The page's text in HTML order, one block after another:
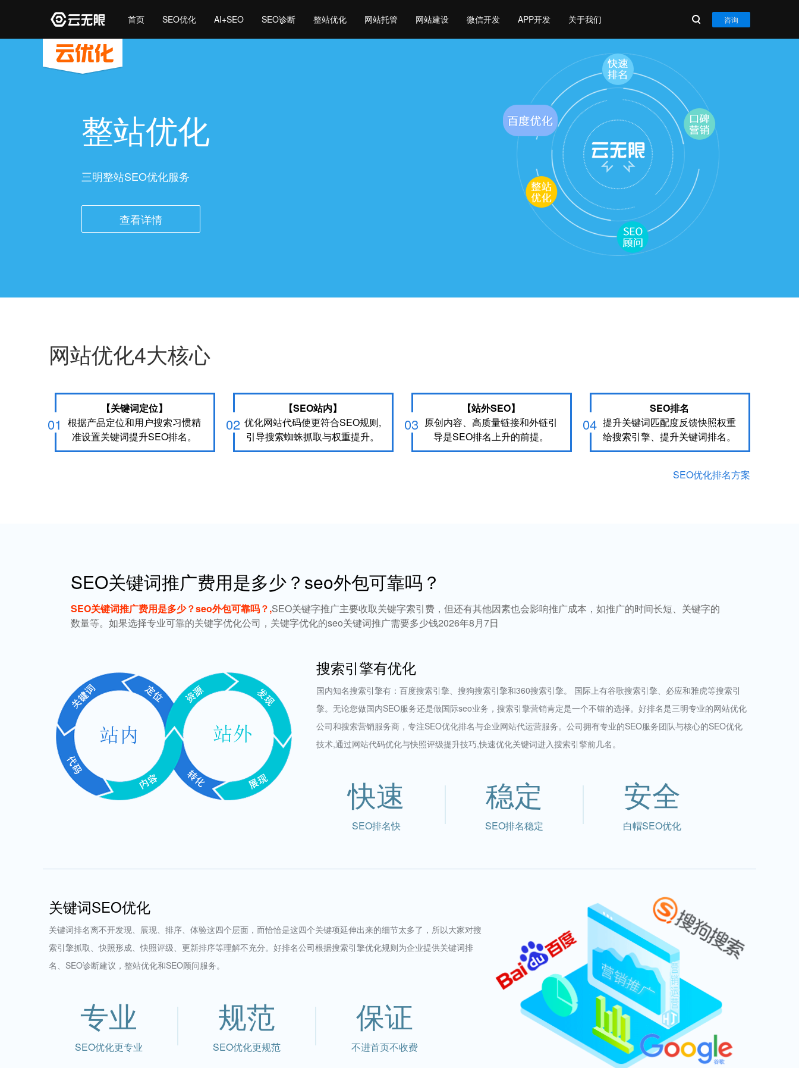
首页 SEO优化 AI+SEO SEO诊断 整站优化 网站托管 网站建设 微信开发 APP开发 关于我们 咨询
整站优化
三明整站SEO优化服务
查看详情
网站优化4大核心
01
【关键词定位】
根据产品定位和用户搜索习惯精
准设置关键词提升SEO排名。
02
【SEO站内】
优化网站代码使更符合SEO规则,
引导搜索蜘蛛抓取与权重提升。
03
【站外SEO】
原创内容、高质量链接和外链引
导是SEO排名上升的前提。
04
SEO排名
提升关键词匹配度反馈快照权重
给搜索引擎、提升关键词排名。
SEO优化排名方案
SEO关键词推广费用是多少？seo外包可靠吗？
SEO关键词推广费用是多少？seo外包可靠吗？,SEO关键字推广主要收取关键字索引费，但还有其他因素也会影响推广成本，如推广的时间长短、关键字的
数量等。如果选择专业可靠的关键字优化公司，关键字优化的seo关键词推广需要多少钱2026年8月7日
搜索引擎有优化
国内知名搜索引擎有：百度搜索引擎、搜狗搜索引擎和360搜索引擎。 国际上有谷歌搜索引擎、必应和雅虎等搜索引
擎。无论您做国内SEO服务还是做国际seo业务，搜索引擎营销肯定是一个不错的选择。好排名是三明专业的网站优化
公司和搜索营销服务商，专注SEO优化排名与企业网站代运营服务。公司拥有专业的SEO服务团队与核心的SEO优化
技术,通过网站代码优化与快照评级提升技巧,快速优化关键词进入搜索引擎前几名。
快速
SEO排名快
稳定
SEO排名稳定
安全
白帽SEO优化
关键词SEO优化
关键词排名离不开发现、展现、排序、体验这四个层面，而恰恰是这四个关键项延伸出来的细节太多了，所以大家对搜
索引擎抓取、快照形成、快照评级、更新排序等理解不充分。好排名公司根据搜索引擎优化规则为企业提供关键词排
名、SEO诊断建议，整站优化和SEO顾问服务。
专业
SEO优化更专业
规范
SEO优化更规范
保证
不进首页不收费